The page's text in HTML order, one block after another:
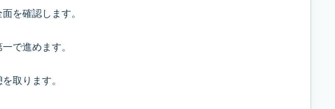
を確認します。
で進めます。
取ります。